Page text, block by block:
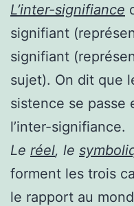
L’inter-signifiance
signifiant
signifiant
sujet). On dit que
sistence se passe
l’inter-signifiance.
Le réel, le
forment les trois
le rapport au